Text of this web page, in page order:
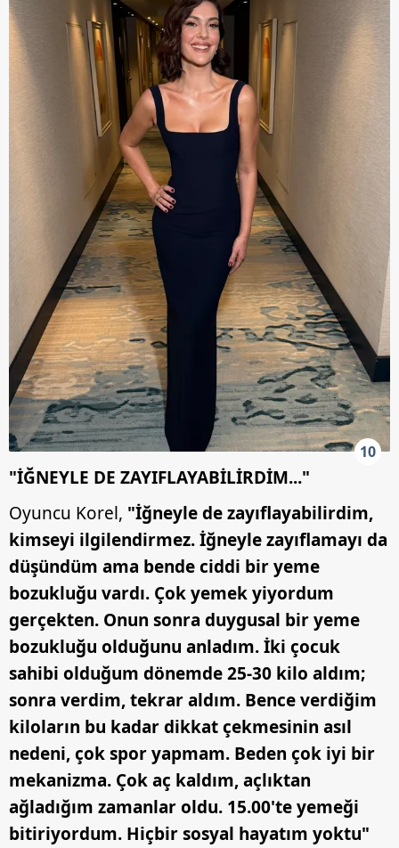
verileriniz işlenmekte olup gerekli olan çerezler bilgi
toplumu hizmetlerinin sunulması amacıyla
kullanılmaktadır. Diğer çerezler, sitemizin daha işlevsel
kılınması ve kişiselleştirilmesi ve sizlere yönelik
reklam/pazarlama faaliyetlerinin yapılması, amaçlarıyla
sınırlı olarak açık rızanız dahilinde kullanılacaktır.
Çerezlere ilişkin tercihlerinizi aşağıda yer alan panel
vasıtasıyla belirleyebilirsiniz. Çerezlere ilişkin detaylı bilgi
için Ayarlar butonuna tıklayabilir,
Çerez Bilgilendirme
Metnimiziziyaret edebilirsiniz.
6698 sayılı Kişisel Verilerin Korunması Kanunu uyarınca
hazırlanmış Aydınlatma Metnimizi okumak ve sitemizde
ilgili mevzuata uygun olarak kullanılan çerezlerle ilgili bilgi
almak için lütfentıklayınız
10
"İĞNEYLE DE ZAYIFLAYABİLİRDİM..."
Oyuncu Korel, "İğneyle de zayıflayabilirdim,
kimseyi ilgilendirmez. İğneyle zayıflamayı da
düşündüm ama bende ciddi bir yeme
bozukluğu vardı. Çok yemek yiyordum
gerçekten. Onun sonra duygusal bir yeme
bozukluğu olduğunu anladım. İki çocuk
sahibi olduğum dönemde 25-30 kilo aldım;
sonra verdim, tekrar aldım. Bence verdiğim
kiloların bu kadar dikkat çekmesinin asıl
nedeni, çok spor yapmam. Beden çok iyi bir
mekanizma. Çok aç kaldım, açlıktan
ağladığım zamanlar oldu. 15.00'te yemeği
bitiriyordum. Hiçbir sosyal hayatım yoktu"